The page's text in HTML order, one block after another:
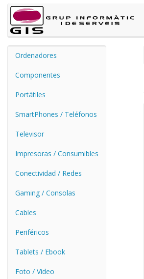
Ordenadores
Componentes
Portátiles
SmartPhones / Teléfonos
Televisor
Impresoras / Consumibles
Conectividad / Redes
Gaming / Consolas
Cables
Periféricos
Tablets / Ebook
Foto / Video